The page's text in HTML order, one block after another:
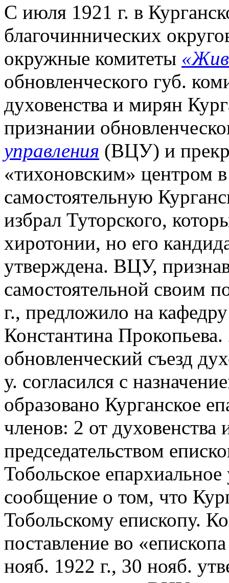
С июля 1921 г. в
благочиннических
окружные комитеты
обновленческого губ.
духовенства и мирян
признании
управления (ВЦУ) и
«тихоновским» центром
самостоятельную
избрал Туторского,
хиротонии, но его
утверждена. ВЦУ,
самостоятельной своим
г., предложило на
Константина
обновленческий съезд
у. согласился с
образовано Курганское
членов: 2 от
председательством
Тобольское
сообщение о том, что
Тобольскому епископу.
поставление во
нояб. 1922 г., 30 нояб.